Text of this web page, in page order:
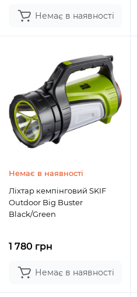
Немає в наявності
Немає в наявності
Ліхтар кемпінговий SKIF
Outdoor Big Buster
Black/Green
1 780 грн
Немає в наявності